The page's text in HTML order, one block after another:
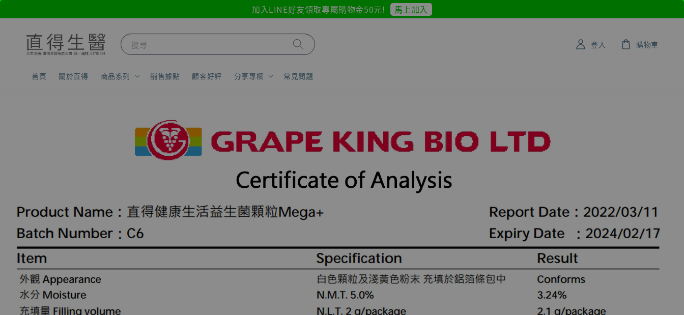
加入LINE好友領取專屬購物金50元! 馬上加入
搜尋
首頁 關於直得 商品系列 銷售據點 顧客好評 分享專欄 常見問題
登入 購物車